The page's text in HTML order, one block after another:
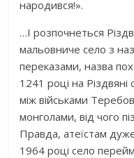
народився!».
…І розпочнеться
мальовниче село з
переказами, назва
1241 році на Різдвяні
між військами
монголами, від чого
Правда, атеїстам
1964 році село